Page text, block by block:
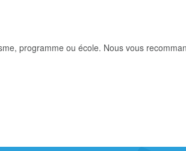
programme ou école. Nous vous